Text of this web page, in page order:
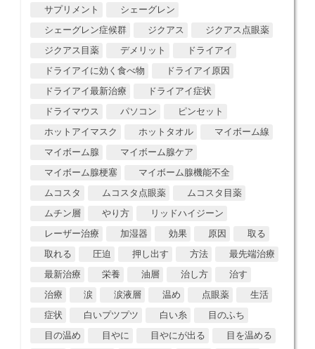
サプリメント
シェーグレン
シェーグレン症候群
ジクアス
ジクアス点眼薬
ジクアス目薬
デメリット
ドライアイ
ドライアイに効く食べ物
ドライアイ原因
ドライアイ最新治療
ドライアイ症状
ドライマウス
パソコン
ピンセット
ホットアイマスク
ホットタオル
マイボーム線
マイボーム腺
マイボーム腺ケア
マイボーム腺梗塞
マイボーム腺機能不全
ムコスタ
ムコスタ点眼薬
ムコスタ目薬
ムチン層
やり方
リッドハイジーン
レーザー治療
加湿器 効果 原因
取る
取れる
圧迫 押し出す 方法
最先端治療
最新治療
栄養 油層 治し方
治す
治療
涙 涙液層 温め 点眼薬
生活
症状
白いプツプツ 白い糸
目のふち
目の温め
目やに 目やにが出る
目を温める